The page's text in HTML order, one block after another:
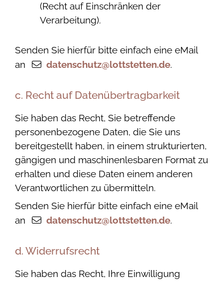
(Recht auf Einschränken der
Verarbeitung).
Senden Sie hierfür bitte einfach eine eMail
an
datenschutz@lottstetten.de.
c. Recht auf Datenübertragbarkeit
Sie haben das Recht, Sie betreffende
personenbezogene Daten, die Sie uns
bereitgestellt haben, in einem strukturierten,
gängigen und maschinenlesbaren Format zu
erhalten und diese Daten einem anderen
Verantwortlichen zu übermitteln.
Senden Sie hierfür bitte einfach eine eMail
an
datenschutz@lottstetten.de.
d. Widerrufsrecht
Sie haben das Recht, Ihre Einwilligung